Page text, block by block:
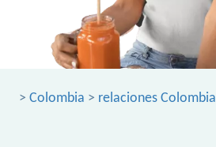
> Colombia > relaciones Colombia